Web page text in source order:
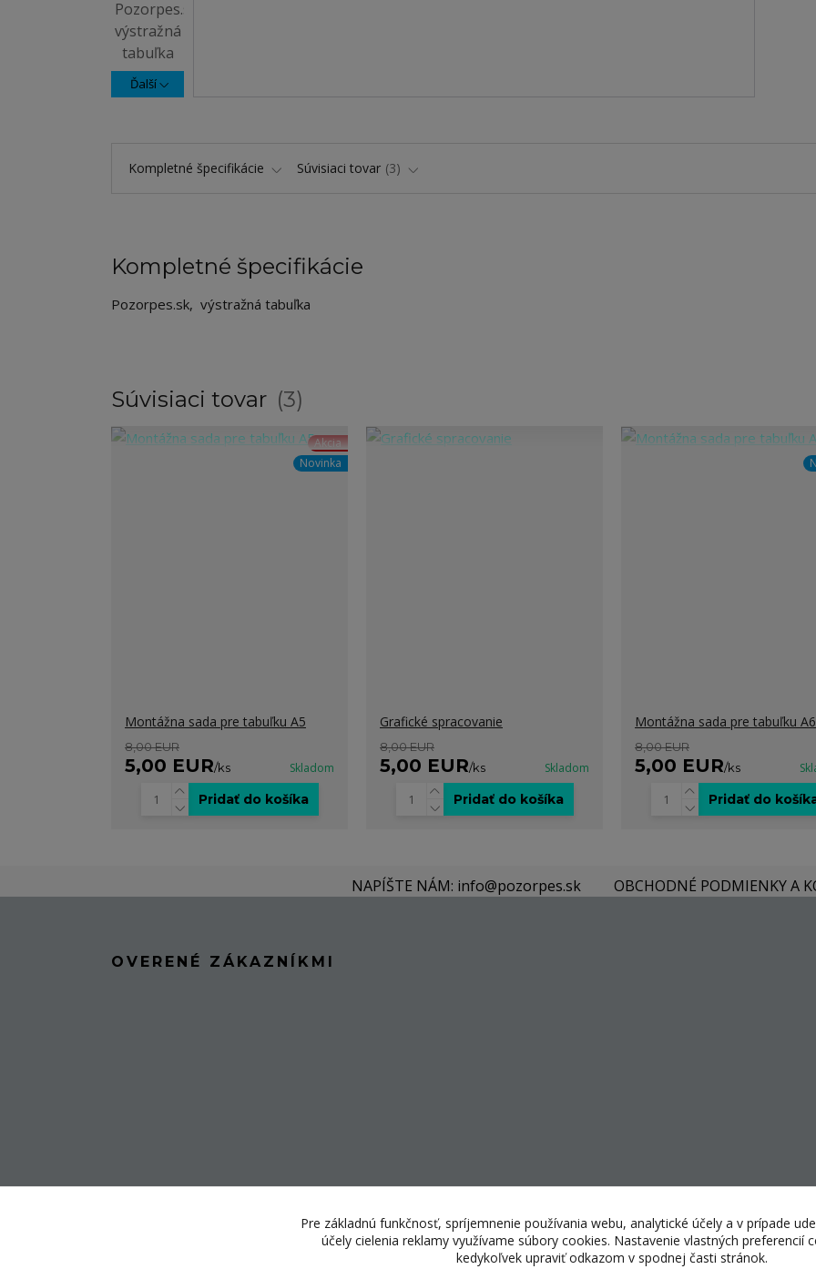
Ďalší
Kompletné špecifikácie Súvisiaci tovar 3
Kompletné špecifikácie
Pozorpes.sk, výstražná tabuľka
Súvisiaci tovar 3
Akcia
Novinka
Montážna sada pre tabuľku A5
8,00 EUR
5,00 EUR/ks Skladom
Pridať do košíka
Grafické spracovanie
8,00 EUR
5,00 EUR/ks Skladom
Pridať do košíka
Montážna sada pre tabuľku A6
8,00 EUR
5,00 EUR/ks
Pridať do
NAPÍŠTE NÁM: info@pozorpes.sk OBCHODNÉ PODMIENKY A
OVERENÉ ZÁKAZNÍKMI
Pre základnú funkčnosť, spríjemnenie používania webu, analytické účely a v prípade
účely cielenia reklamy využívame súbory cookies. Nastavenie vlastných preferencií
kedykoľvek upraviť odkazom v spodnej časti stránok.